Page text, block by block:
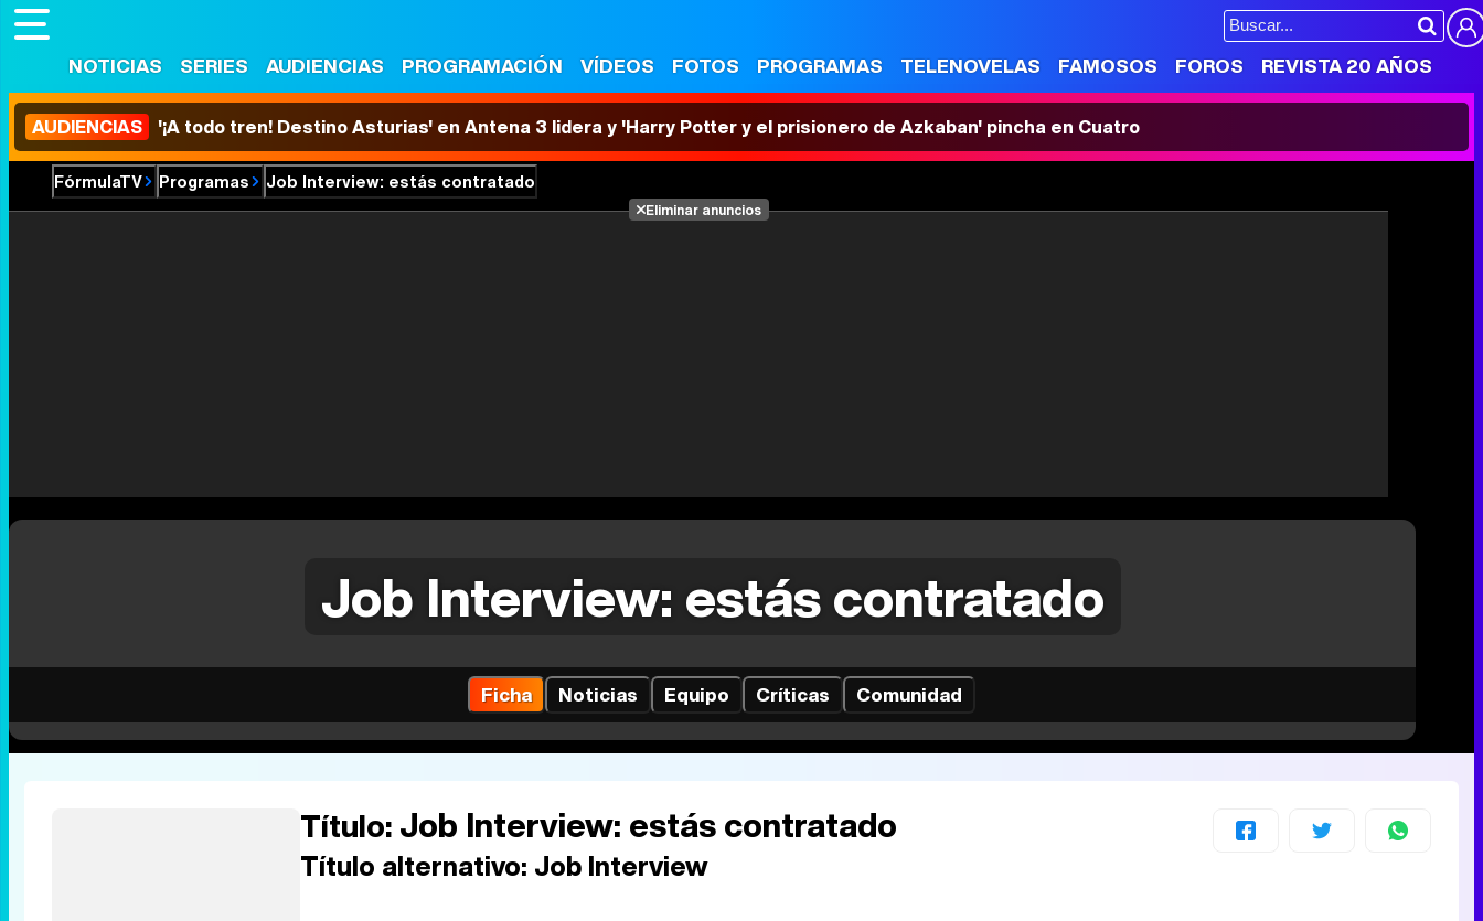
NOTICIAS SERIES AUDIENCIAS PROGRAMACIÓN VÍDEOS FOTOS PROGRAMAS TELENOVELAS FAMOSOS FOROS REVISTA 20 AÑOS
AUDIENCIAS '¡A todo tren! Destino Asturias' en Antena 3 lidera y 'Harry Potter y el prisionero de Azkaban' pincha en Cuatro
FórmulaTV Programas Job Interview: estás contratado
Eliminar anuncios
Job Interview: estás contratado
Ficha Noticias Equipo Críticas Comunidad
Título:Job Interview: estás contratado
Título alternativo: Job Interview